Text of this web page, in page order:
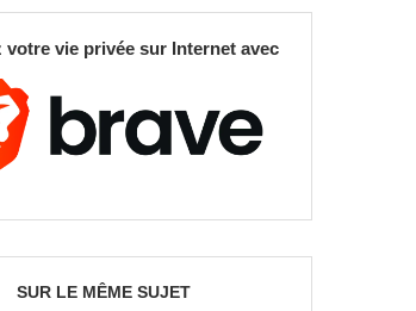
votre vie privée sur Internet avec
SUR LE MÊME SUJET